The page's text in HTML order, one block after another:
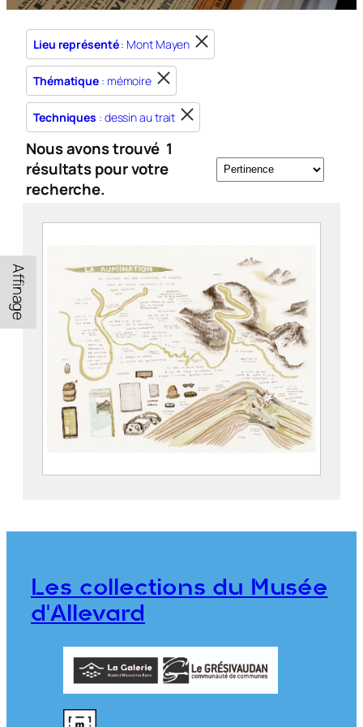
Lieu représenté: Mont Mayen
Thématique : mémoire
Techniques : dessin au trait
Nous avons trouvé 1
résultats pour votre
recherche.
Affinage
Zone Blanche – La rumination
Les collections du Musée
d'Allevard